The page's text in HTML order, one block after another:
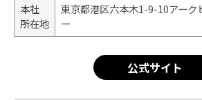
本社
所在地
東京都港区六 本木1-9-10アーク
ー
公式サイト